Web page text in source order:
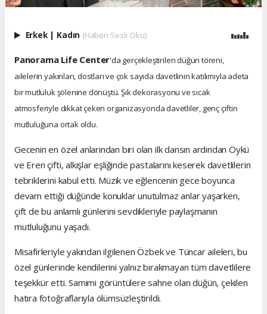
Erkek | Kadın (Haberi Sesli Oku)
Panorama Life Center'da gerçekleştirilen düğün töreni,
ailelerin yakınları, dostları ve çok sayıda davetlinin katılımıyla adeta
bir mutluluk şölenine dönüştü. Şık dekorasyonu ve sıcak
atmosferiyle dikkat çeken organizasyonda davetliler, genç çiftin
mutluluğuna ortak oldu.
Gecenin en özel anlarından biri olan ilk dansın ardından Öykü
ve Eren çifti, alkışlar eşliğinde pastalarını keserek davetlilerin
tebriklerini kabul etti. Müzik ve eğlencenin gece boyunca
devam ettiği düğünde konuklar unutulmaz anlar yaşarken,
çift de bu anlamlı günlerini sevdikleriyle paylaşmanın
mutluluğunu yaşadı.
Misafirleriyle yakından ilgilenen Özbek ve Tüncar aileleri, bu
özel günlerinde kendilerini yalnız bırakmayan tüm davetlilere
teşekkür etti. Samimi görüntülere sahne olan düğün, çekilen
hatıra fotoğraflarıyla ölümsüzleştirildi.